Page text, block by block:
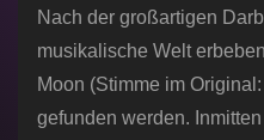
Nach der großartigen
musikalische Welt
Moon (Stimme im
gefunden werden.